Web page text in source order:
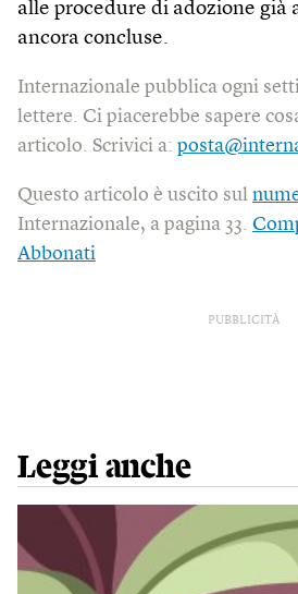
alle procedure di adozione già
ancora concluse.
Internazionale pubblica ogni
lettere. Ci piacerebbe sapere
articolo. Scrivici a:
Questo articolo è uscito sul
Internazionale, a pagina 33.
Abbonati
PUBBLICITÀ
Leggi anche